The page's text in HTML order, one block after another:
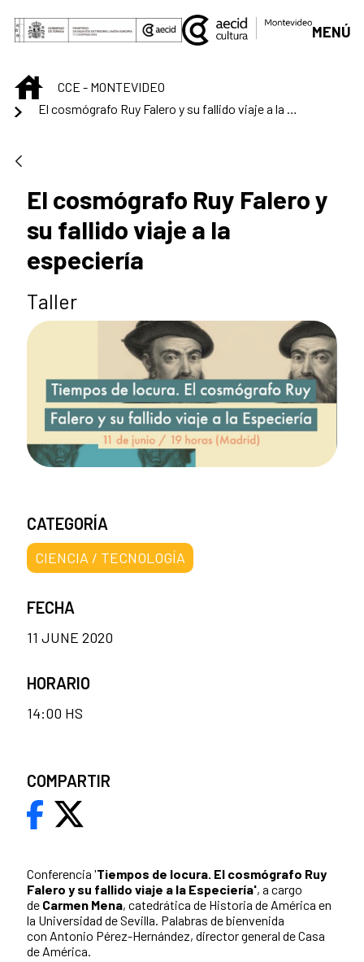
Skip to Main Content
MENÚ
INICIOCCE - MONTEVIDEO
El cosmógrafo Ruy Falero y su fallido viaje a la especiería
El cosmógrafo Ruy Falero y
su fallido viaje a la
especiería
Taller
Conferencia 'Tiempos de locura. El cosmógrafo Ruy
Falero y su fallido viaje a la Especiería', a cargo
de Carmen Mena, catedrática de Historia de América en
la Universidad de Sevilla. Palabras de bienvenida
con Antonio Pérez-Hernández, director general de Casa
de América.
CATEGORÍA
CIENCIA / TECNOLOGÍA
FECHA
11 JUNE 2020
HORARIO
14:00 HS
COMPARTIR